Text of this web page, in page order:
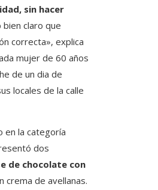
sin hacer
claro que
correcta», explica
mujer de 60 años
de un dia de
locales de la calle
en la categoría
dos
de chocolate con
crema de avellanas.